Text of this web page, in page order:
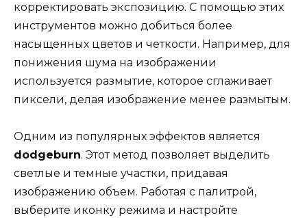
корректировать экспозицию. С помощью этих
инструментов можно добиться более
насыщенных цветов и четкости. Например, для
понижения шума на изображении
используется размытие, которое сглаживает
пиксели, делая изображение менее размытым.
Одним из популярных эффектов является
dodgeburn. Этот метод позволяет выделить
светлые и темные участки, придавая
изображению объем. Работая с палитрой,
выберите иконку режима и настройте